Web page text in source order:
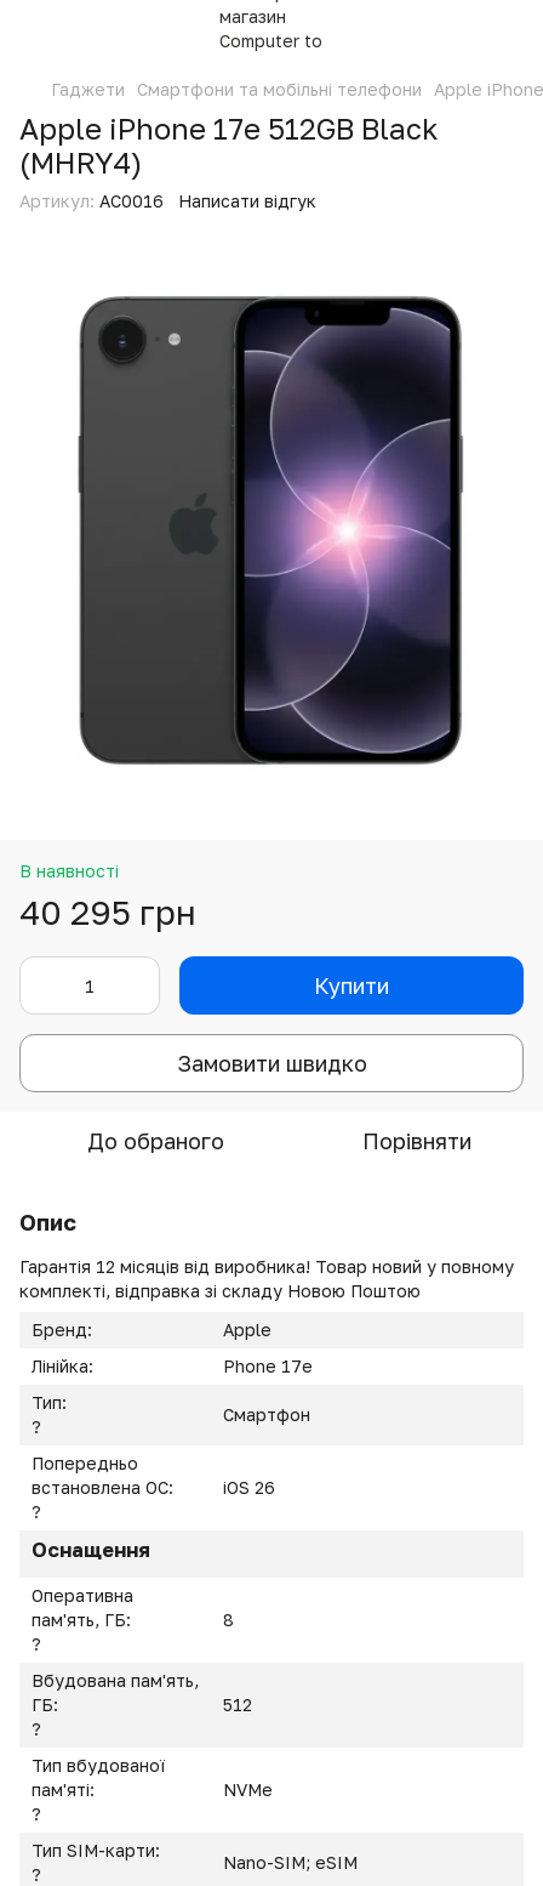
Гаджети Смартфони та мобільні телефони Apple iPhone
Apple iPhone 17e 512GB Black
(MHRY4)
Артикул: AC0016 Написати відгук
В наявності
40 295 грн
Купити
Замовити швидко
До обраного Порівняти
Опис
Гарантія 12 місяців від виробника! Товар новий у повному
комплекті, відправка зі складу Новою Поштою
Бренд:
Apple
Лінійка:
Phone 17e
Тип:
?
Смартфон
Попередньо
встановлена ОС:
?
iOS 26
Оснащення
Оперативна
пам'ять, ГБ:
?
8
Вбудована пам'ять,
ГБ:
?
512
Тип вбудованої
пам'яті:
?
NVMe
Тип SIM-карти:
?
Nano-SIM; eSIM